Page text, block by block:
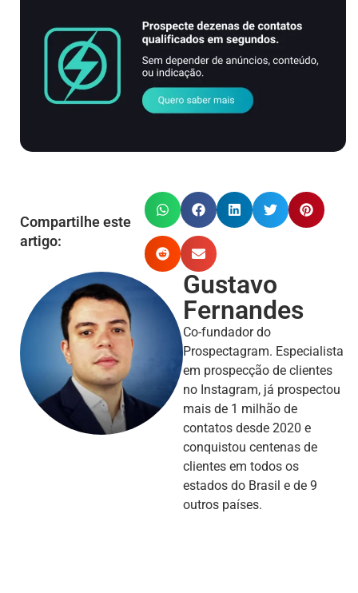
Compartilhe este
artigo:
Gustavo
Fernandes
Co-fundador do
Prospectagram. Especialista
em prospecção de clientes
no Instagram, já prospectou
mais de 1 milhão de
contatos desde 2020 e
conquistou centenas de
clientes em todos os
estados do Brasil e de 9
outros países.